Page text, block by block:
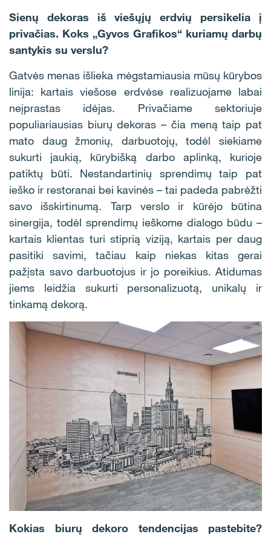
Sienų dekoras iš viešųjų erdvių persikelia į
privačias. Koks „Gyvos Grafikos“ kuriamų darbų
santykis su verslu?
Gatvės menas išlieka mėgstamiausia mūsų kūrybos
linija: kartais viešose erdvėse realizuojame labai
neįprastas idėjas. Privačiame sektoriuje
populiariausias biurų dekoras – čia meną taip pat
mato daug žmonių, darbuotojų, todėl siekiame
sukurti jaukią, kūrybišką darbo aplinką, kurioje
patiktų būti. Nestandartinių sprendimų taip pat
ieško ir restoranai bei kavinės – tai padeda pabrėžti
savo išskirtinumą. Tarp verslo ir kūrėjo būtina
sinergija, todėl sprendimų ieškome dialogo būdu –
kartais klientas turi stiprią viziją, kartais per daug
pasitiki savimi, tačiau kaip niekas kitas gerai
pažįsta savo darbuotojus ir jo poreikius. Atidumas
jiems leidžia sukurti personalizuotą, unikalų ir
tinkamą dekorą.
Kokias biurų dekoro tendencijas pastebite?